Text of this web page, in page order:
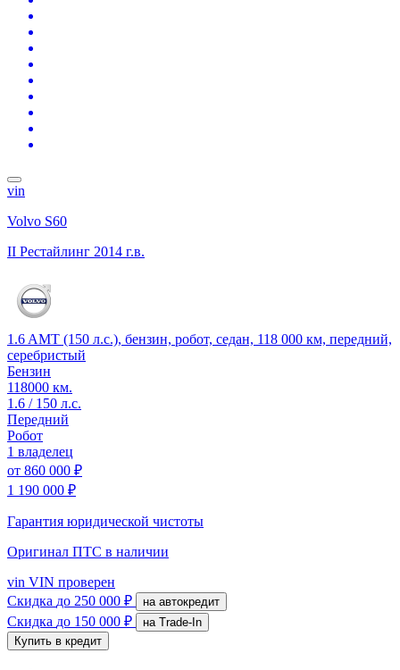
vin
Volvo S60
II Рестайлинг 2014 г.в.
1.6 AMT (150 л.с.), бензин, робот, седан, 118 000 км, передний,
серебристый
Бензин
118000 км.
1.6 / 150 л.с.
Передний
Робот
1 владелец
от 860 000 ₽
1 190 000 ₽
Гарантия юридической чистоты
Оригинал ПТС в наличии
vin VIN проверен
Скидка до 250 000 ₽ на автокредит
Скидка до 150 000 ₽
на Trade-In
Купить в кредит